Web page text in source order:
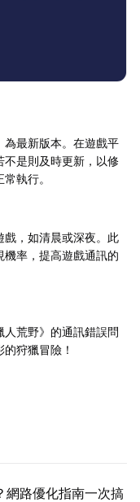
為最新版本。在遊戲平
不是則及時更新，以修
執行。
戲，如清晨或深夜。此
率，提高遊戲通訊的
荒野》的通訊錯誤問
狩獵冒險！
網路優化指南一次搞